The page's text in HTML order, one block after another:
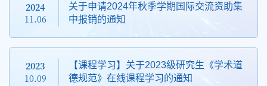
2024
11.06
关于申请2024年秋季学期国际交流资助集
中报销的通知
2023
10.09
【课程学习】关于2023级研究生《学术道
德规范》在线课程学习的通知